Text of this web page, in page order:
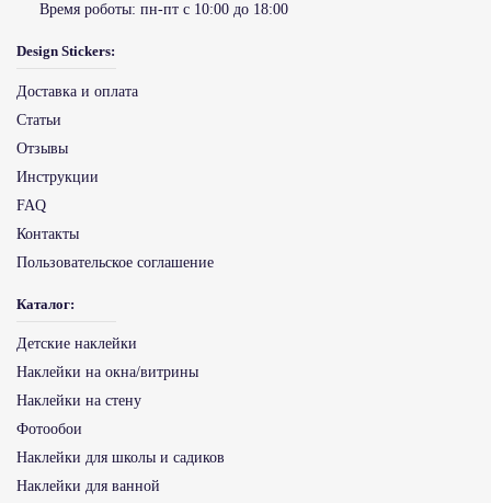
Время роботы: пн-пт с 10:00 до 18:00
Design Stickers:
Доставка и оплата
Статьи
Отзывы
Инструкции
FAQ
Контакты
Пользовательское соглашение
Каталог:
Детские наклейки
Наклейки на окна/витрины
Наклейки на стену
Фотообои
Наклейки для школы и садиков
Наклейки для ванной